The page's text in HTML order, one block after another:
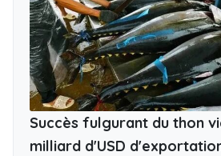
Succès fulgurant du thon
milliard d'USD